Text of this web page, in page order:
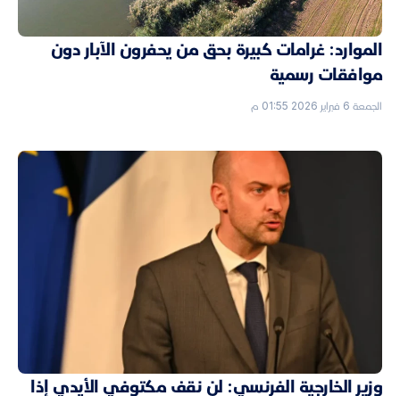
الموارد: غرامات كبيرة بحق من يحفرون الآبار دون
موافقات رسمية
الجمعة 6 فبراير 2026 01:55 م
وزير الخارجية الفرنسي: لن نقف مكتوفي الأيدي إذا